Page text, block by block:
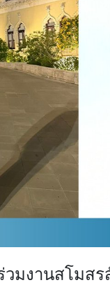
มงานสโมสร